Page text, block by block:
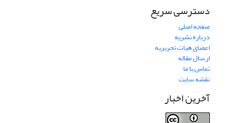
دسترسی سریع
صفحه اصلی
درباره نشریه
اعضای هیات تحریریه
ارسال مقاله
تماس با ما
نقشه سایت
آخرین اخبار